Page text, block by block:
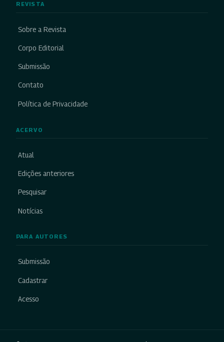
REVISTA
Sobre a Revista
Corpo Editorial
Submissão
Contato
Política de Privacidade
ACERVO
Atual
Edições anteriores
Pesquisar
Notícias
PARA AUTORES
Submissão
Cadastrar
Acesso